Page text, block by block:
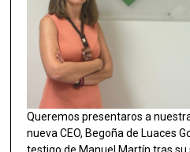
Queremos presentaros a
nueva CEO, Begoña de Luaces